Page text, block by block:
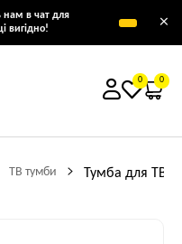
нам в чат для
вигідно!
×
0 0
ТВ тумби Тумба для ТВ